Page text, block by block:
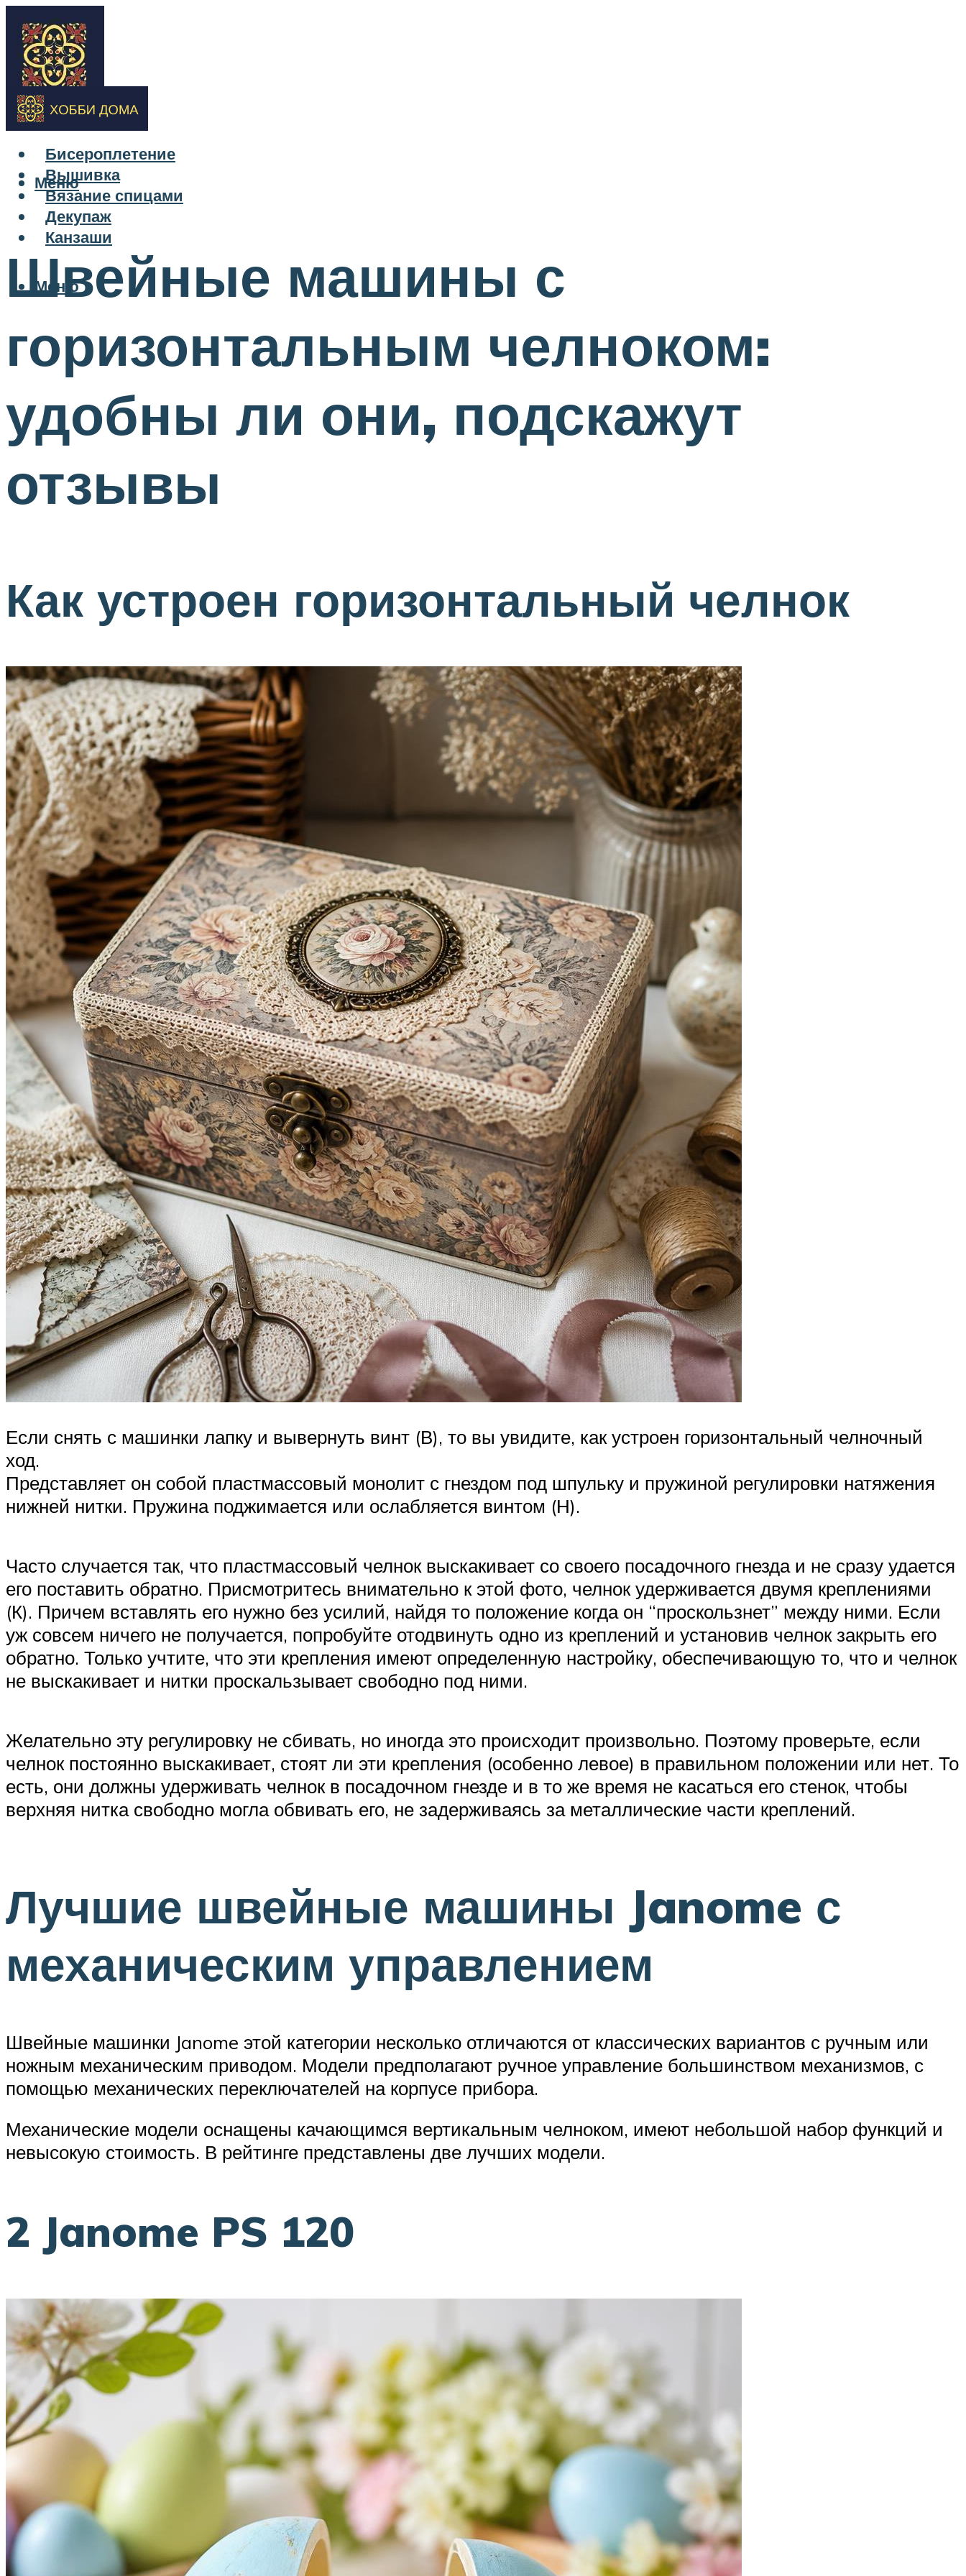
Бисероплетение
Вышивка
Вязание спицами
Декупаж
Канзаши
Меню
Меню
Швейные машины с
горизонтальным челноком:
удобны ли они, подскажут
отзывы
Как устроен горизонтальный челнок
Если снять с машинки лапку и вывернуть винт (В), то вы увидите, как устроен горизонтальный челночный
ход.
Представляет он собой пластмассовый монолит с гнездом под шпульку и пружиной регулировки натяжения
нижней нитки. Пружина поджимается или ослабляется винтом (Н).
Часто случается так, что пластмассовый челнок выскакивает со своего посадочного гнезда и не сразу удается
его поставить обратно. Присмотритесь внимательно к этой фото, челнок удерживается двумя креплениями
(К). Причем вставлять его нужно без усилий, найдя то положение когда он “проскользнет” между ними. Если
уж совсем ничего не получается, попробуйте отодвинуть одно из креплений и установив челнок закрыть его
обратно. Только учтите, что эти крепления имеют определенную настройку, обеспечивающую то, что и челнок
не выскакивает и нитки проскальзывает свободно под ними.
Желательно эту регулировку не сбивать, но иногда это происходит произвольно. Поэтому проверьте, если
челнок постоянно выскакивает, стоят ли эти крепления (особенно левое) в правильном положении или нет. То
есть, они должны удерживать челнок в посадочном гнезде и в то же время не касаться его стенок, чтобы
верхняя нитка свободно могла обвивать его, не задерживаясь за металлические части креплений.
Лучшие швейные машины Janome с
механическим управлением
Швейные машинки Janome этой категории несколько отличаются от классических вариантов с ручным или
ножным механическим приводом. Модели предполагают ручное управление большинством механизмов, с
помощью механических переключателей на корпусе прибора.
Механические модели оснащены качающимся вертикальным челноком, имеют небольшой набор функций и
невысокую стоимость. В рейтинге представлены две лучших модели.
2 Janome PS 120